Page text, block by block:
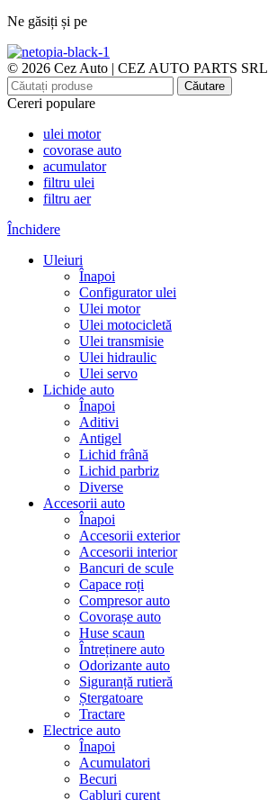
Ne găsiți și pe
© 2026 Cez Auto | CEZ AUTO PARTS SRL
Căutare
Cereri populare
ulei motor
covorase auto
acumulator
filtru ulei
filtru aer
Închidere
Uleiuri
Înapoi
Configurator ulei
Ulei motor
Ulei motocicletă
Ulei transmisie
Ulei hidraulic
Ulei servo
Lichide auto
Înapoi
Aditivi
Antigel
Lichid frână
Lichid parbriz
Diverse
Accesorii auto
Înapoi
Accesorii exterior
Accesorii interior
Bancuri de scule
Capace roți
Compresor auto
Covorașe auto
Huse scaun
Întreținere auto
Odorizante auto
Siguranță rutieră
Ștergatoare
Tractare
Electrice auto
Înapoi
Acumulatori
Becuri
Cabluri curent